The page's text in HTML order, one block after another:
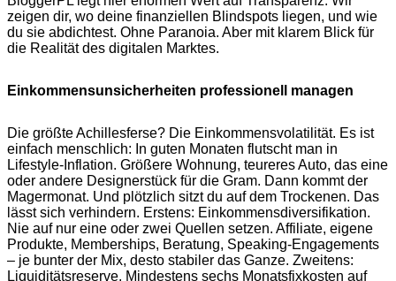
zeigen dir, wo deine finanziellen Blindspots liegen, und wie
du sie abdichtest. Ohne Paranoia. Aber mit klarem Blick für
die Realität des digitalen Marktes.
Einkommensunsicherheiten professionell managen
Die größte Achillesferse? Die Einkommensvolatilität. Es ist
einfach menschlich: In guten Monaten flutscht man in
Lifestyle-Inflation. Größere Wohnung, teureres Auto, das eine
oder andere Designerstück für die Gram. Dann kommt der
Magermonat. Und plötzlich sitzt du auf dem Trockenen. Das
lässt sich verhindern. Erstens: Einkommensdiversifikation.
Nie auf nur eine oder zwei Quellen setzen. Affiliate, eigene
Produkte, Memberships, Beratung, Speaking-Engagements
– je bunter der Mix, desto stabiler das Ganze. Zweitens:
Liquiditätsreserve. Mindestens sechs Monatsfixkosten auf